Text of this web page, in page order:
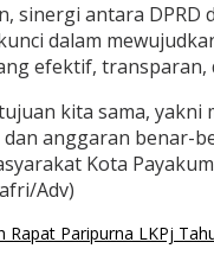
sinergi antara DPRD
dalam
efektif, transparan,
kita sama, yakni
anggaran benar-
Kota
Adv)
Rapat Paripurna LKPj